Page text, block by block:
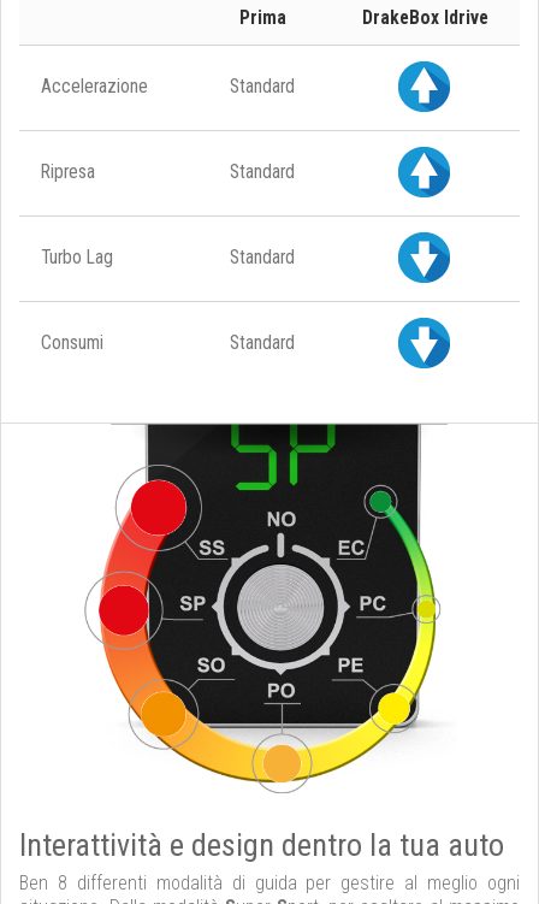
Prima DrakeBox Idrive
Accelerazione Standard
Ripresa Standard
Turbo Lag Standard
Consumi Standard
Interattività e design dentro la tua auto
Ben 8 differenti modalità di guida per gestire al meglio ogni